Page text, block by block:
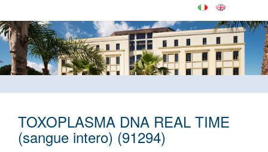
TOXOPLASMA DNA REAL TIME
(sangue intero) (91294)